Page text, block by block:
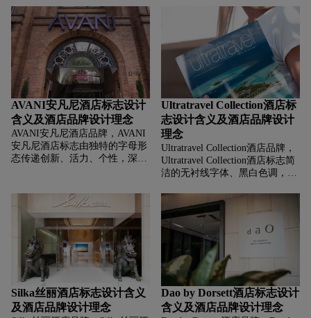
围，粉紫、深蓝调显 浪漫、高
端，粉紫传递活力与温馨，深蓝
强化专业与品质，标志借字母融
合展现灵动优雅，用色彩平衡浪
漫与高端。
贵，狮子象征力量、品质，字母
A强化品牌识别，整体塑造具历
史底蕴、高端品质的酒店集团形
象，AGORA字体典雅深色调显
稳重、经典。
AVANI安凡尼酒店标志设计
含义及酒店品牌设计理念
AVANI安凡尼酒店品牌，‌‌‌AVANI
安凡尼酒店标志由独特的字母形
态传递创新、活力、个性，深紫
现创新活力，用风格传递高端个
Ultratravel Collection酒店标
志设计含义及酒店品牌设计
理念
Ultratravel Collection酒店品牌，‌‌‌
Ultratravel Collection酒店标志简
洁的无衬线字体、黑白色调，显
行市场追求品质与格调，拒绝繁
杂”的审美，塑造“专注高端旅行
精选，提供纯粹极致体验”的品
牌形象，吸引追求高品质、独特
旅行体验的高净值人群。
Silka丝丽酒店标志设计含义
及酒店品牌设计理念
Dao by Dorsett酒店标志设计
含义及酒店品牌设计理念